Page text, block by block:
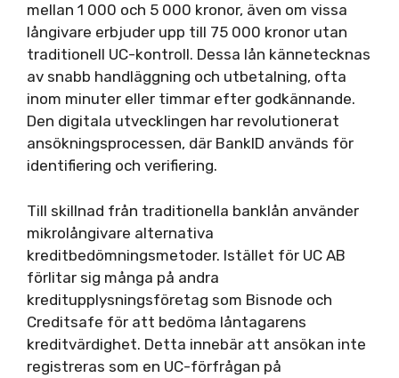
mellan 1 000 och 5 000 kronor, även om vissa
långivare erbjuder upp till 75 000 kronor utan
traditionell UC-kontroll. Dessa lån kännetecknas
av snabb handläggning och utbetalning, ofta
inom minuter eller timmar efter godkännande.
Den digitala utvecklingen har revolutionerat
ansökningsprocessen, där BankID används för
identifiering och verifiering.
Till skillnad från traditionella banklån använder
mikrolångivare alternativa
kreditbedömningsmetoder. Istället för UC AB
förlitar sig många på andra
kreditupplysningsföretag som Bisnode och
Creditsafe för att bedöma låntagarens
kreditvärdighet. Detta innebär att ansökan inte
registreras som en UC-förfrågan på